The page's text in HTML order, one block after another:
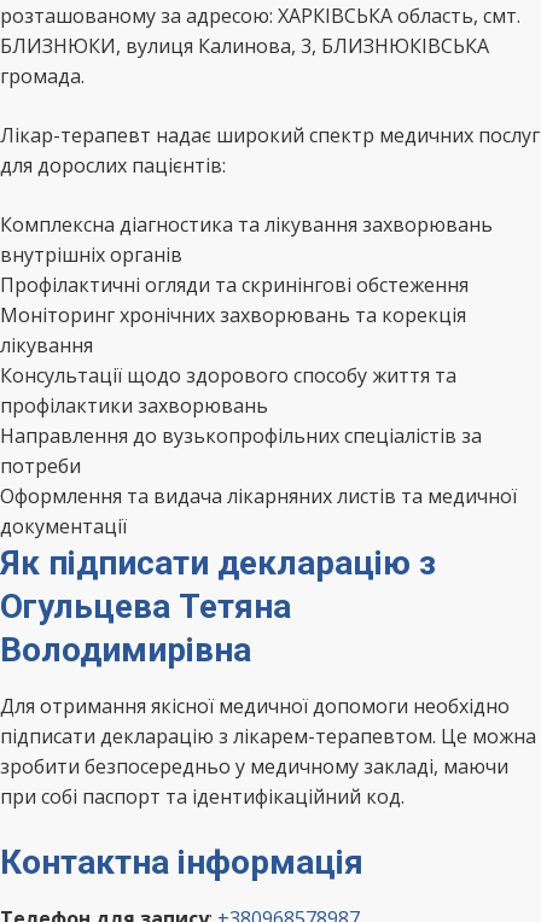
розташованому за адресою: ХАРКІВСЬКА область, смт.
БЛИЗНЮКИ, вулиця Калинова, 3, БЛИЗНЮКІВСЬКА
громада.
Лікар-терапевт надає широкий спектр медичних послуг
для дорослих пацієнтів:
Комплексна діагностика та лікування захворювань
внутрішніх органів
Профілактичні огляди та скринінгові обстеження
Моніторинг хронічних захворювань та корекція
лікування
Консультації щодо здорового способу життя та
профілактики захворювань
Направлення до вузькопрофільних спеціалістів за
потреби
Оформлення та видача лікарняних листів та медичної
документації
Як підписати декларацію з
Огульцева Тетяна
Володимирівна
Для отримання якісної медичної допомоги необхідно
підписати декларацію з лікарем-терапевтом. Це можна
зробити безпосередньо у медичному закладі, маючи
при собі паспорт та ідентифікаційний код.
Контактна інформація